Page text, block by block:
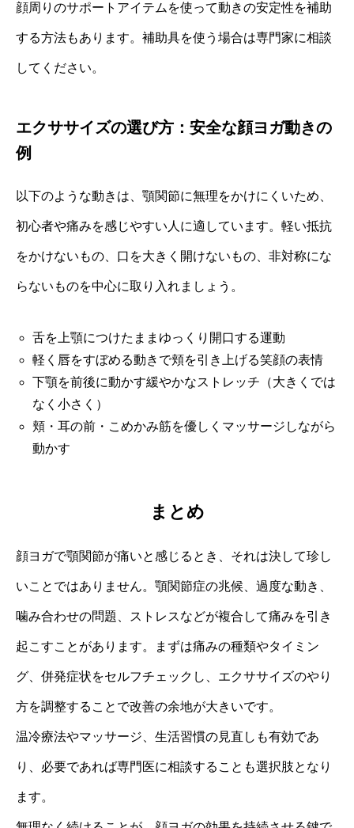
顔周りのサポートアイテムを使って動きの安定性を補助
する方法もあります。補助具を使う場合は専門家に相談
してください。
エクササイズの選び方：安全な顔ヨガ動きの
例
以下のような動きは、顎関節に無理をかけにくいため、
初心者や痛みを感じやすい人に適しています。軽い抵抗
をかけないもの、口を大きく開けないもの、非対称にな
らないものを中心に取り入れましょう。
舌を上顎につけたままゆっくり開口する運動
軽く唇をすぼめる動きで頬を引き上げる笑顔の表情
下顎を前後に動かす緩やかなストレッチ（大きくでは
なく小さく）
頬・耳の前・こめかみ筋を優しくマッサージしながら
動かす
まとめ
顔ヨガで顎関節が痛いと感じるとき、それは決して珍し
いことではありません。顎関節症の兆候、過度な動き、
噛み合わせの問題、ストレスなどが複合して痛みを引き
起こすことがあります。まずは痛みの種類やタイミン
グ、併発症状をセルフチェックし、エクササイズのやり
方を調整することで改善の余地が大きいです。
温冷療法やマッサージ、生活習慣の見直しも有効であ
り、必要であれば専門医に相談することも選択肢となり
ます。